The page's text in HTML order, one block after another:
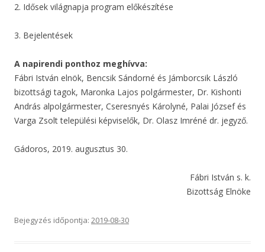
2. Idősek világnapja program előkészítése
3. Bejelentések
A napirendi ponthoz meghívva:
Fábri István elnök, Bencsik Sándorné és Jámborcsik László
bizottsági tagok, Maronka Lajos polgármester, Dr. Kishonti
András alpolgármester, Cseresnyés Károlyné, Palai József és
Varga Zsolt települési képviselők, Dr. Olasz Imréné dr. jegyző.
Gádoros, 2019. augusztus 30.
Fábri István s. k.
Bizottság Elnöke
Bejegyzés időpontja: 2019-08-30